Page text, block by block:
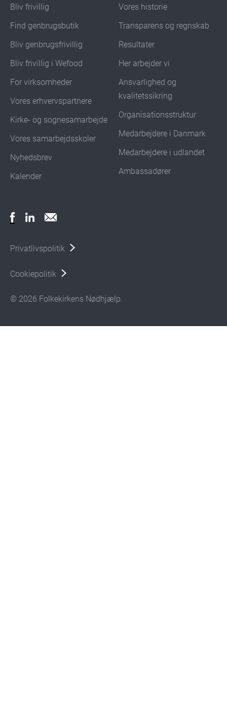
Bliv frivillig
Find genbrugsbutik
Bliv genbrugsfrivillig
Bliv frivillig i Wefood
For virksomheder
Vores erhvervspartnere
Kirke- og sognesamarbejde
Vores samarbejdsskoler
Nyhedsbrev
Kalender
Vores historie
Transparens og regnskab
Resultater
Her arbejder vi
Ansvarlighed og
kvalitetssikring
Organisationsstruktur
Medarbejdere i Danmark
Medarbejdere i udlandet
Ambassadører
© 2026 Folkekirkens Nødhjælp.
Privatlivspolitik
Cookiepolitik